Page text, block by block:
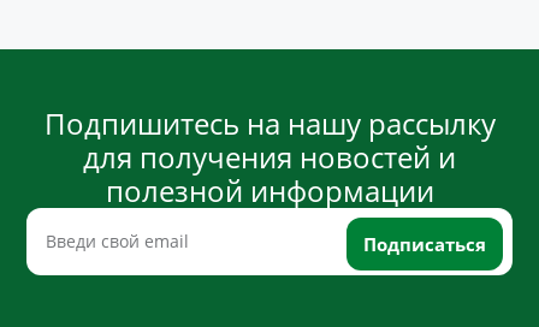
Подпишитесь на нашу рассылку
для получения новостей и
полезной информации